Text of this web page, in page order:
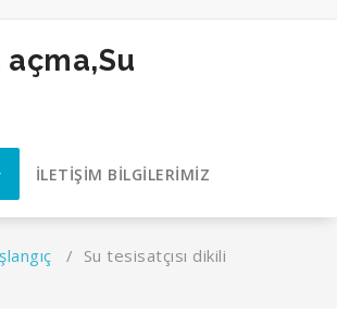
İLETİŞİM BİLGİLERİMİZ
/ Su tesisatçısı dikili